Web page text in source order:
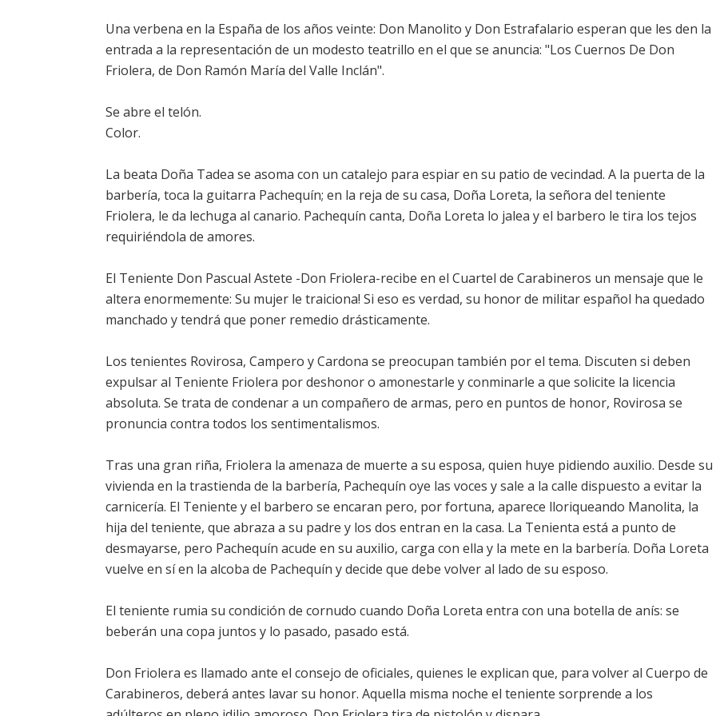
Una verbena en la España de los años veinte: Don Manolito y Don Estrafalario esperan que les den la
entrada a la representación de un modesto teatrillo en el que se anuncia: "Los Cuernos De Don
Friolera, de Don Ramón María del Valle Inclán".
Se abre el telón.
Color.
La beata Doña Tadea se asoma con un catalejo para espiar en su patio de vecindad. A la puerta de la
barbería, toca la guitarra Pachequín; en la reja de su casa, Doña Loreta, la señora del teniente
Friolera, le da lechuga al canario. Pachequín canta, Doña Loreta lo jalea y el barbero le tira los tejos
requiriéndola de amores.
El Teniente Don Pascual Astete -Don Friolera-recibe en el Cuartel de Carabineros un mensaje que le
altera enormemente: Su mujer le traiciona! Si eso es verdad, su honor de militar español ha quedado
manchado y tendrá que poner remedio drásticamente.
Los tenientes Rovirosa, Campero y Cardona se preocupan también por el tema. Discuten si deben
expulsar al Teniente Friolera por deshonor o amonestarle y conminarle a que solicite la licencia
absoluta. Se trata de condenar a un compañero de armas, pero en puntos de honor, Rovirosa se
pronuncia contra todos los sentimentalismos.
Tras una gran riña, Friolera la amenaza de muerte a su esposa, quien huye pidiendo auxilio. Desde su
vivienda en la trastienda de la barbería, Pachequín oye las voces y sale a la calle dispuesto a evitar la
carnicería. El Teniente y el barbero se encaran pero, por fortuna, aparece lloriqueando Manolita, la
hija del teniente, que abraza a su padre y los dos entran en la casa. La Tenienta está a punto de
desmayarse, pero Pachequín acude en su auxilio, carga con ella y la mete en la barbería. Doña Loreta
vuelve en sí en la alcoba de Pachequín y decide que debe volver al lado de su esposo.
El teniente rumia su condición de cornudo cuando Doña Loreta entra con una botella de anís: se
beberán una copa juntos y lo pasado, pasado está.
Don Friolera es llamado ante el consejo de oficiales, quienes le explican que, para volver al Cuerpo de
Carabineros, deberá antes lavar su honor. Aquella misma noche el teniente sorprende a los